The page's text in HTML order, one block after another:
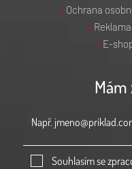
» Ochrana
»
» E-
Souhlasím se